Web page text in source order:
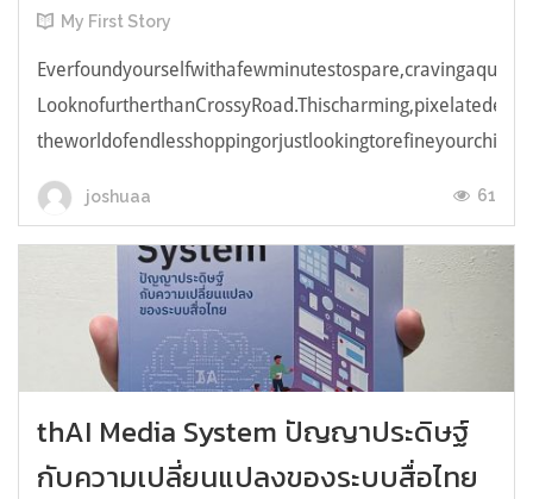
My First Story
joshuaa 61
thAI Media System ปัญญาประดิษฐ์
กับความเปลี่ยนแปลงของระบบสื่อไทย